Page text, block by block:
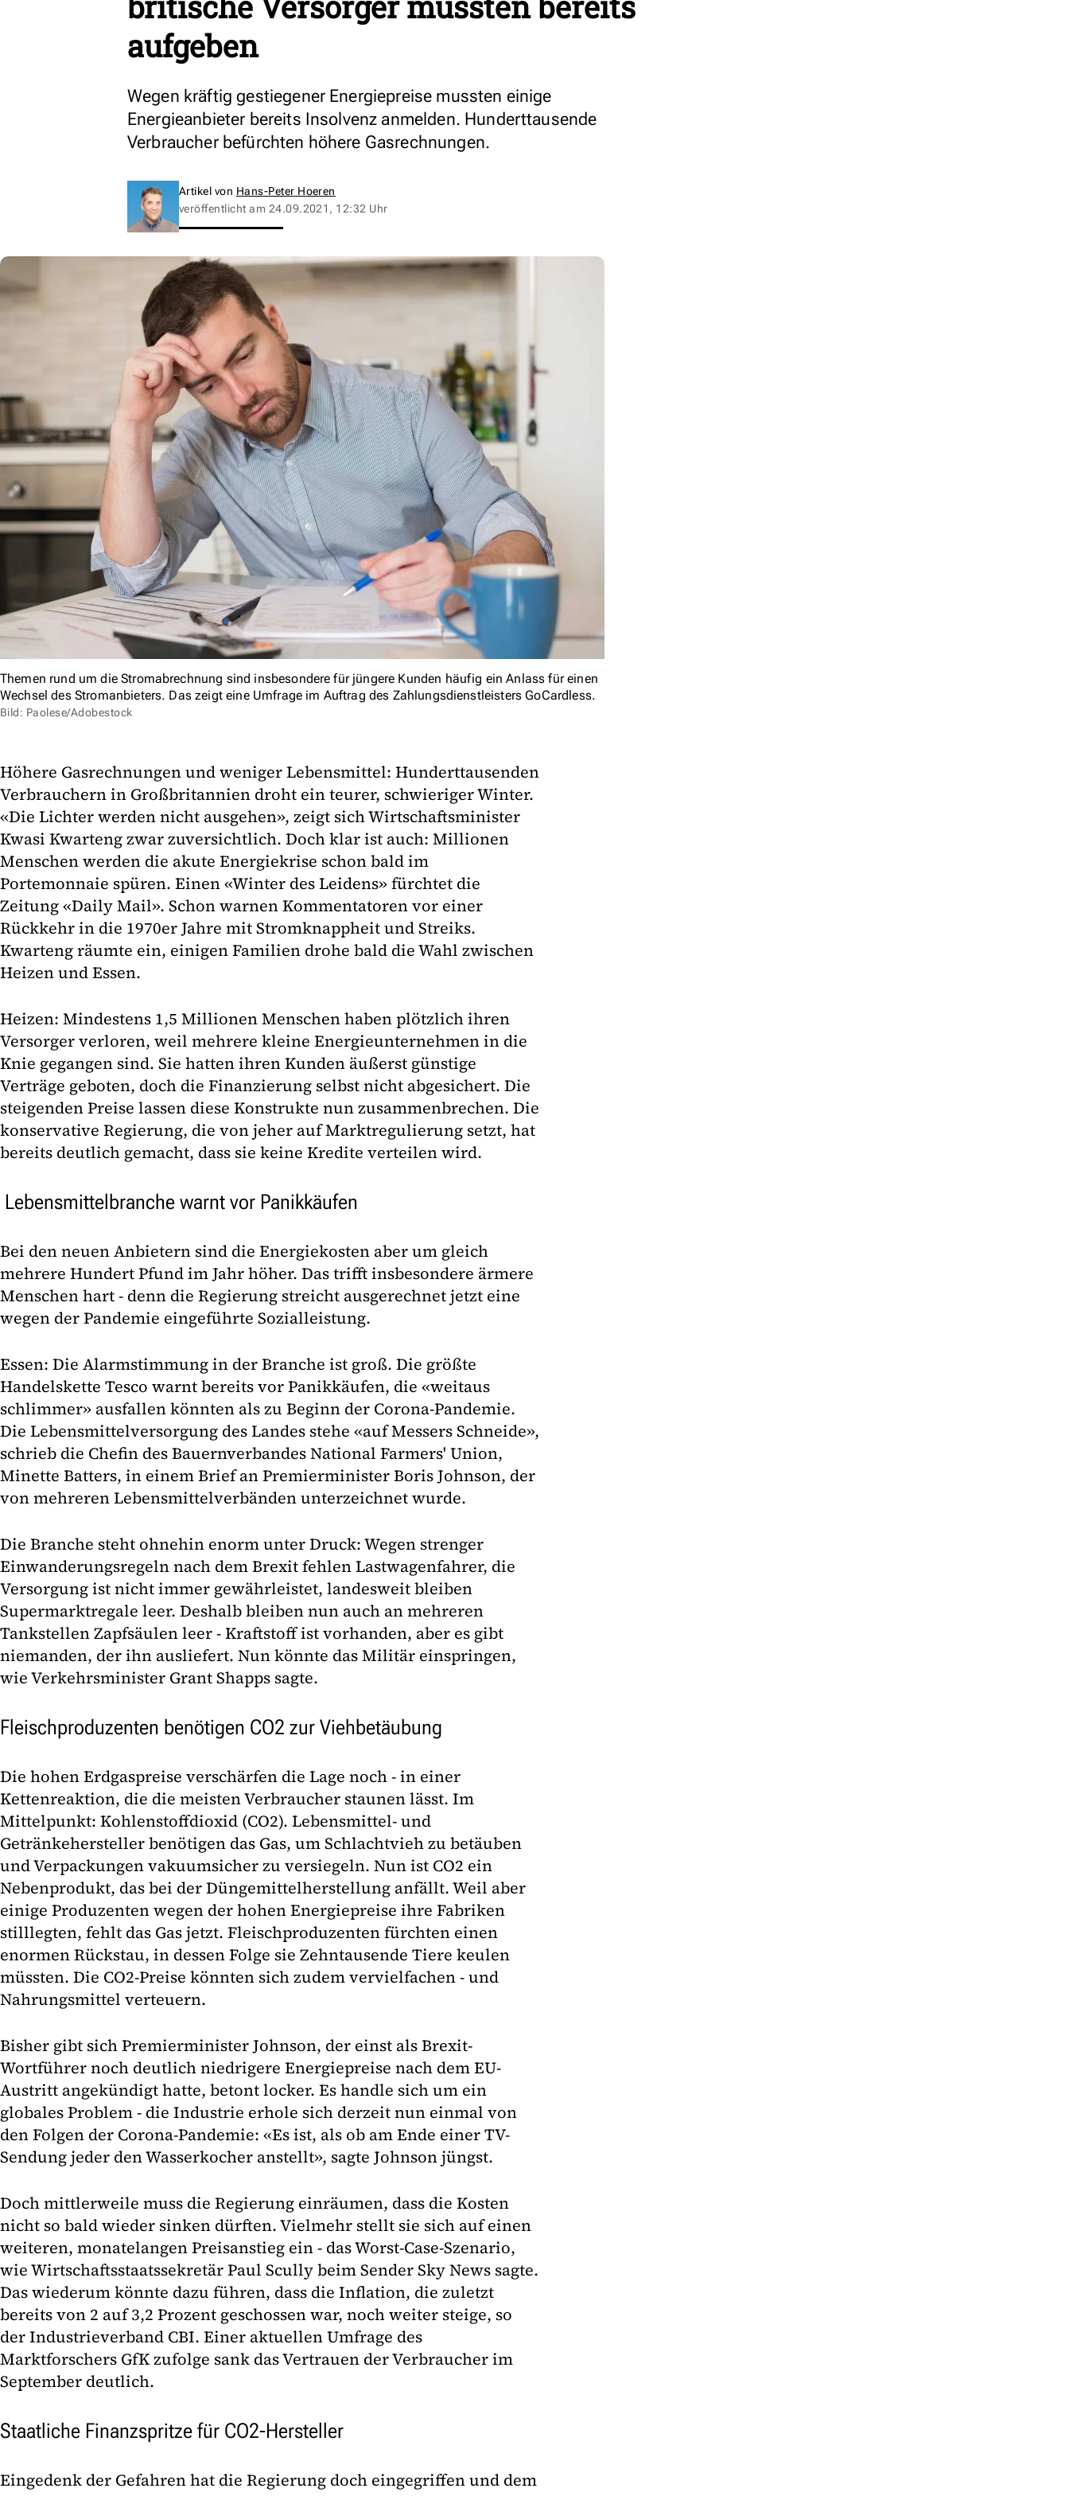
aufgeben
Wegen kräftig gestiegener Energiepreise mussten einige
Energieanbieter bereits Insolvenz anmelden. Hunderttausende
Verbraucher befürchten höhere Gasrechnungen.
Artikel von Hans-Peter Hoeren
veröffentlicht am 24.09.2021, 12:32 Uhr
Themen rund um die Stromabrechnung sind insbesondere für jüngere Kunden häufig ein Anlass für einen
Wechsel des Stromanbieters. Das zeigt eine Umfrage im Auftrag des Zahlungsdienstleisters GoCardless.
Bild: Paolese/Adobestock
Höhere Gasrechnungen und weniger Lebensmittel: Hunderttausenden
Verbrauchern in Großbritannien droht ein teurer, schwieriger Winter.
«Die Lichter werden nicht ausgehen», zeigt sich Wirtschaftsminister
Kwasi Kwarteng zwar zuversichtlich. Doch klar ist auch: Millionen
Menschen werden die akute Energiekrise schon bald im
Portemonnaie spüren. Einen «Winter des Leidens» fürchtet die
Zeitung «Daily Mail». Schon warnen Kommentatoren vor einer
Rückkehr in die 1970er Jahre mit Stromknappheit und Streiks.
Kwarteng räumte ein, einigen Familien drohe bald die Wahl zwischen
Heizen und Essen.
Heizen: Mindestens 1,5 Millionen Menschen haben plötzlich ihren
Versorger verloren, weil mehrere kleine Energieunternehmen in die
Knie gegangen sind. Sie hatten ihren Kunden äußerst günstige
Verträge geboten, doch die Finanzierung selbst nicht abgesichert. Die
steigenden Preise lassen diese Konstrukte nun zusammenbrechen. Die
konservative Regierung, die von jeher auf Marktregulierung setzt, hat
bereits deutlich gemacht, dass sie keine Kredite verteilen wird.
Lebensmittelbranche warnt vor Panikkäufen
Bei den neuen Anbietern sind die Energiekosten aber um gleich
mehrere Hundert Pfund im Jahr höher. Das trifft insbesondere ärmere
Menschen hart - denn die Regierung streicht ausgerechnet jetzt eine
wegen der Pandemie eingeführte Sozialleistung.
Essen: Die Alarmstimmung in der Branche ist groß. Die größte
Handelskette Tesco warnt bereits vor Panikkäufen, die «weitaus
schlimmer» ausfallen könnten als zu Beginn der Corona-Pandemie.
Die Lebensmittelversorgung des Landes stehe «auf Messers Schneide»,
schrieb die Chefin des Bauernverbandes National Farmers' Union,
Minette Batters, in einem Brief an Premierminister Boris Johnson, der
von mehreren Lebensmittelverbänden unterzeichnet wurde.
Die Branche steht ohnehin enorm unter Druck: Wegen strenger
Einwanderungsregeln nach dem Brexit fehlen Lastwagenfahrer, die
Versorgung ist nicht immer gewährleistet, landesweit bleiben
Supermarktregale leer. Deshalb bleiben nun auch an mehreren
Tankstellen Zapfsäulen leer - Kraftstoff ist vorhanden, aber es gibt
niemanden, der ihn ausliefert. Nun könnte das Militär einspringen,
wie Verkehrsminister Grant Shapps sagte.
Fleischproduzenten benötigen CO2 zur Viehbetäubung
Die hohen Erdgaspreise verschärfen die Lage noch - in einer
Kettenreaktion, die die meisten Verbraucher staunen lässt. Im
Mittelpunkt: Kohlenstoffdioxid (CO2). Lebensmittel- und
Getränkehersteller benötigen das Gas, um Schlachtvieh zu betäuben
und Verpackungen vakuumsicher zu versiegeln. Nun ist CO2 ein
Nebenprodukt, das bei der Düngemittelherstellung anfällt. Weil aber
einige Produzenten wegen der hohen Energiepreise ihre Fabriken
stilllegten, fehlt das Gas jetzt. Fleischproduzenten fürchten einen
enormen Rückstau, in dessen Folge sie Zehntausende Tiere keulen
müssten. Die CO2-Preise könnten sich zudem vervielfachen - und
Nahrungsmittel verteuern.
Bisher gibt sich Premierminister Johnson, der einst als Brexit-
Wortführer noch deutlich niedrigere Energiepreise nach dem EU-
Austritt angekündigt hatte, betont locker. Es handle sich um ein
globales Problem - die Industrie erhole sich derzeit nun einmal von
den Folgen der Corona-Pandemie: «Es ist, als ob am Ende einer TV-
Sendung jeder den Wasserkocher anstellt», sagte Johnson jüngst.
Doch mittlerweile muss die Regierung einräumen, dass die Kosten
nicht so bald wieder sinken dürften. Vielmehr stellt sie sich auf einen
weiteren, monatelangen Preisanstieg ein - das Worst-Case-Szenario,
wie Wirtschaftsstaatssekretär Paul Scully beim Sender Sky News sagte.
Das wiederum könnte dazu führen, dass die Inflation, die zuletzt
bereits von 2 auf 3,2 Prozent geschossen war, noch weiter steige, so
der Industrieverband CBI. Einer aktuellen Umfrage des
Marktforschers GfK zufolge sank das Vertrauen der Verbraucher im
September deutlich.
Staatliche Finanzspritze für CO2-Hersteller
Eingedenk der Gefahren hat die Regierung doch eingegriffen und dem